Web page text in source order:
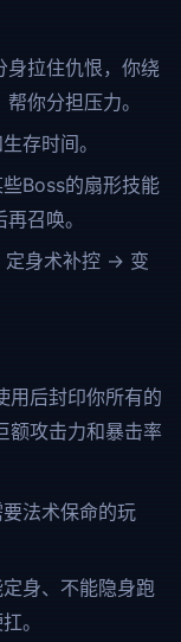
身拉住仇恨，你绕
你分担压力。
存时间。
Boss的扇形技能
召唤。
身术补控 → 变
用后封印你所有的
额攻击力和暴击率
法术保命的玩
身、不能隐身跑
。